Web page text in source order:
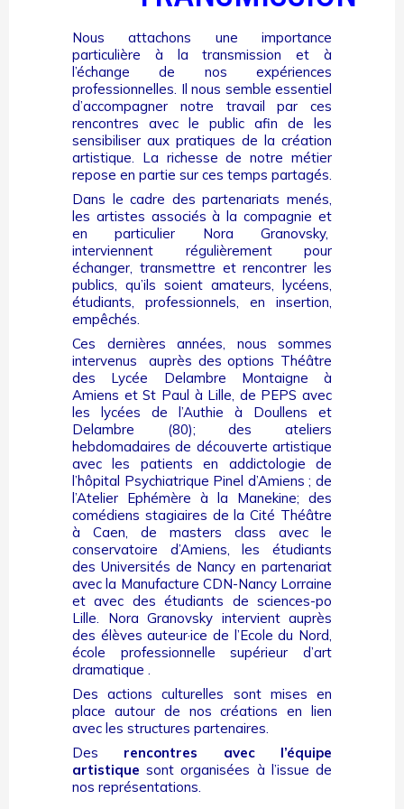
Nous attachons une importance
particulière à la transmission et à
l’échange de nos expériences
professionnelles. Il nous semble essentiel
d’accompagner notre travail par ces
rencontres avec le public afin de les
sensibiliser aux pratiques de la création
artistique. La richesse de notre métier
repose en partie sur ces temps partagés.
Dans le cadre des partenariats menés,
les artistes associés à la compagnie et
en particulier Nora Granovsky,
interviennent régulièrement pour
échanger, transmettre et rencontrer les
publics, qu’ils soient amateurs, lycéens,
étudiants, professionnels, en insertion,
empêchés.
Ces dernières années, nous sommes
intervenus auprès des options Théâtre
des Lycée Delambre Montaigne à
Amiens et St Paul à Lille, de PEPS avec
les lycées de l’Authie à Doullens et
Delambre (80); des ateliers
hebdomadaires de découverte artistique
avec les patients en addictologie de
l’hôpital Psychiatrique Pinel d’Amiens ; de
l’Atelier Ephémère à la Manekine; des
comédiens stagiaires de la Cité Théâtre
à Caen, de masters class avec le
conservatoire d’Amiens, les étudiants
des Universités de Nancy en partenariat
avec la Manufacture CDN-Nancy Lorraine
et avec des étudiants de sciences-po
Lille. Nora Granovsky intervient auprès
des élèves auteur·ice de l’Ecole du Nord,
école professionnelle supérieur d’art
dramatique .
Des actions culturelles sont mises en
place autour de nos créations en lien
avec les structures partenaires.
Des rencontres avec l’équipe
artistique sont organisées à l’issue de
nos représentations.